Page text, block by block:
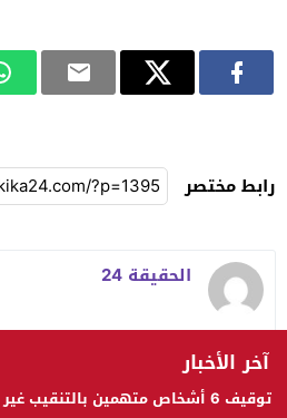
رابط مختصر
الحقيقة 24
آخر الأخبار
توقيف 6 أشخاص متهمين بالتنقيب غير القانوني على الكنوز